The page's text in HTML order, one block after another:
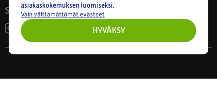
Seuraa meitä
asiakaskokemuksen luomiseksi.
Vain välttämättömät evästeet
HYVÄKSY